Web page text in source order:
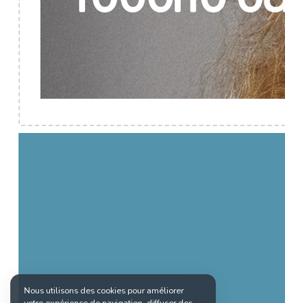
Nous utilisons des cookies pour améliorer